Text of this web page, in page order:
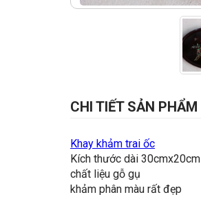
CHI TIẾT SẢN PHẨM
Khay khảm trai ốc
Kích thước dài 30cmx20cm
chất liệu gỗ gụ
khảm phân màu rất đẹp